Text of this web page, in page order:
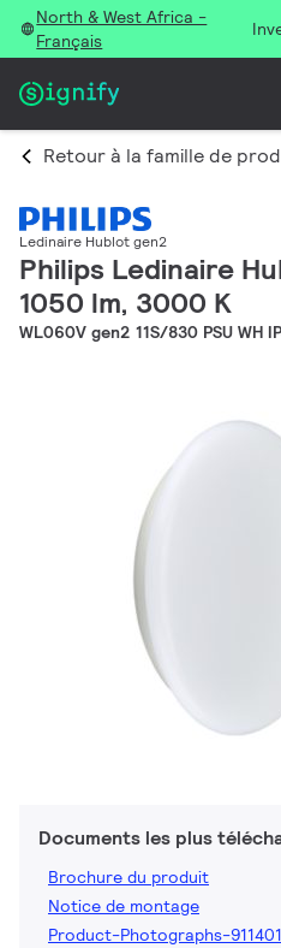
North & West Africa -
Français
Retour à la famille de
Ledinaire Hublot gen2
Philips Ledinaire
1050 lm, 3000 K
WL060V gen2 11S/830 PSU WH
Documents les plus
Brochure du produit
Notice de montage
Product-Photographs-